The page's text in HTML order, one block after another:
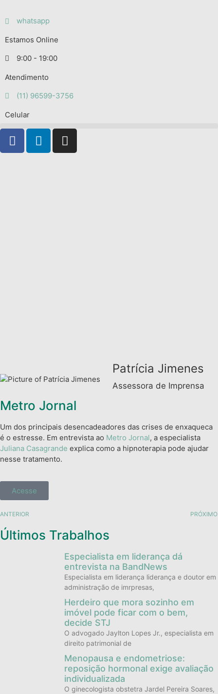
whatsapp
Estamos Online
9:00 - 19:00
Atendimento
(11) 96599-3756
Celular
Patrícia Jimenes
Assessora de Imprensa
Metro Jornal
Um dos principais desencadeadores das crises de enxaqueca
é o estresse. Em entrevista ao Metro Jornal, a especialista
Juliana Casagrande explica como a hipnoterapia pode ajudar
nesse tratamento.
Acesse
ANTERIOR PRÓXIMO
Últimos Trabalhos
Especialista em liderança dá
entrevista na BandNews
Especialista em liderança liderança e doutor em
administração de imrpresas,
Herdeiro que mora sozinho em
imóvel pode ficar com o bem,
decide STJ
O advogado Jaylton Lopes Jr., especialista em
direito patrimonial de
Menopausa e endometriose:
reposição hormonal exige avaliação
individualizada
O ginecologista obstetra Jardel Pereira Soares,